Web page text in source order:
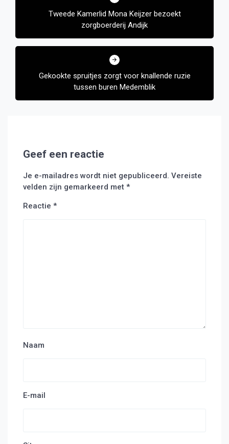
Tweede Kamerlid Mona Keijzer bezoekt
zorgboerderij Andijk
Gekookte spruitjes zorgt voor knallende ruzie
tussen buren Medemblik
Geef een reactie
Je e-mailadres wordt niet gepubliceerd. Vereiste
velden zijn gemarkeerd met *
Reactie *
Naam
E-mail